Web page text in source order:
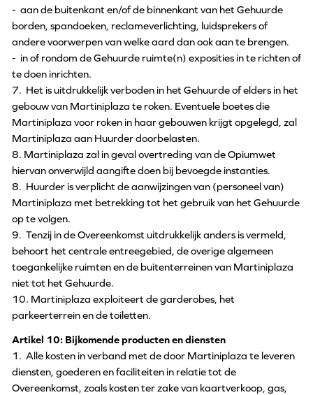
- aan de buitenkant en/of de binnenkant van het Gehuurde
borden, spandoeken, reclameverlichting, luidsprekers of
andere voorwerpen van welke aard dan ook aan te brengen.
- in of rondom de Gehuurde ruimte(n) exposities in te richten of
te doen inrichten.
7. Het is uitdrukkelijk verboden in het Gehuurde of elders in het
gebouw van Martiniplaza te roken. Eventuele boetes die
Martiniplaza voor roken in haar gebouwen krijgt opgelegd, zal
Martiniplaza aan Huurder doorbelasten.
8. Martiniplaza zal in geval overtreding van de Opiumwet
hiervan onverwijld aangifte doen bij bevoegde instanties.
8. Huurder is verplicht de aanwijzingen van (personeel van)
Martiniplaza met betrekking tot het gebruik van het Gehuurde
op te volgen.
9. Tenzij in de Overeenkomst uitdrukkelijk anders is vermeld,
behoort het centrale entreegebied, de overige algemeen
toegankelijke ruimten en de buitenterreinen van Martiniplaza
niet tot het Gehuurde.
10. Martiniplaza exploiteert de garderobes, het
parkeerterrein en de toiletten.
Artikel 10: Bijkomende producten en diensten
1. Alle kosten in verband met de door Martiniplaza te leveren
diensten, goederen en faciliteiten in relatie tot de
Overeenkomst, zoals kosten ter zake van kaartverkoop, gas,